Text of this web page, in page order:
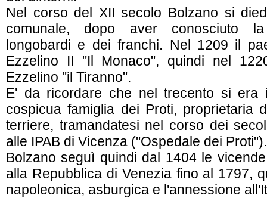
Nel corso del XII secolo Bolzano si
comunale, dopo aver conosciuto
longobardi e dei franchi. Nel 1209 il
Ezzelino II "Il Monaco", quindi nel
Ezzelino "il Tiranno".
E' da ricordare che nel trecento si era
cospicua famiglia dei Proti, proprietaria
terriere, tramandatesi nel corso dei
alle IPAB di Vicenza ("Ospedale dei Proti").
Bolzano seguì quindi dal 1404 le
alla Repubblica di Venezia fino al 1797,
napoleonica, asburgica e l'annessione